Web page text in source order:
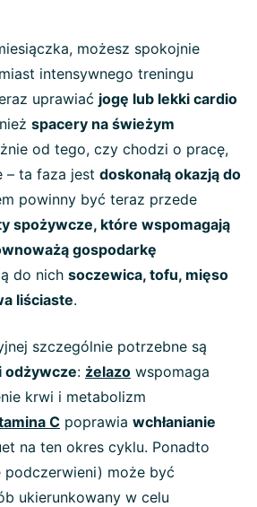
możesz spokojnie
intensywnego treningu
uprawiać jogę lub lekki cardio
spacery na świeżym
od tego, czy chodzi o pracę,
– ta faza jest doskonałą okazją do
powinny być teraz przede
spożywcze, które wspomagają
gospodarkę
do nich soczewica, tofu, mięso
liściaste.
szczególnie potrzebne są
odżywcze: żelazo wspomaga
krwi i metabolizm
C poprawia wchłanianie
na ten okres cyklu. Ponadto
podczerwieni) może być
ukierunkowany w celu